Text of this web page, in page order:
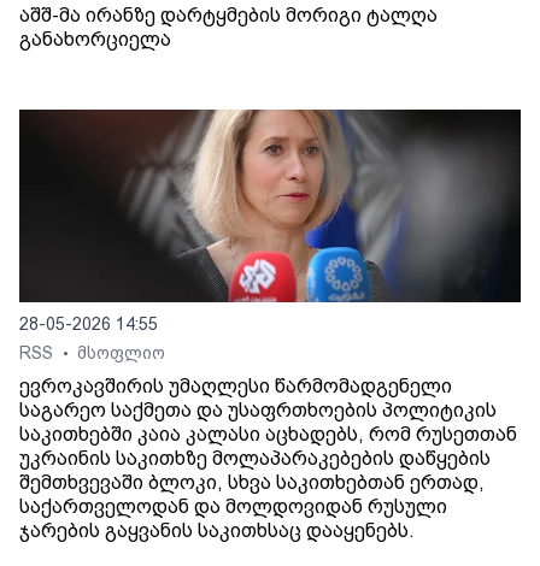
აშშ-მა ირანზე დარტყმების მორიგი ტალღა
განახორციელა
28-05-2026 14:55
RSS
• მსოფლიო
ევროკავშირის უმაღლესი წარმომადგენელი
საგარეო საქმეთა და უსაფრთხოების პოლიტიკის
საკითხებში კაია კალასი აცხადებს, რომ რუსეთთან
უკრაინის საკითხზე მოლაპარაკებების დაწყების
შემთხვევაში ბლოკი, სხვა საკითხებთან ერთად,
საქართველოდან და მოლდოვიდან რუსული
ჯარების გაყვანის საკითხსაც დააყენებს.